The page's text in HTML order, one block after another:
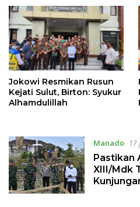
Jokowi Resmikan Rusun
Kejati Sulut, Birton: Syukur
Alhamdulillah
Manado 17
Pastikan
XIII/Mdk